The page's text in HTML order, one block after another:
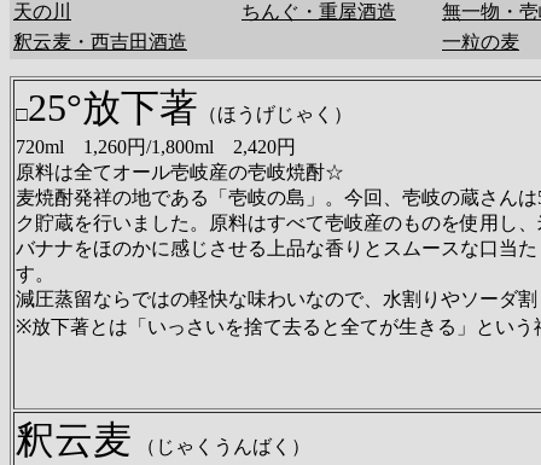
天の川 ちんぐ・重屋酒造
無一物・
釈云麦・西吉田酒造
一粒の麦
□25°放下著 （ほうげじゃく）
720ml 1,260円/1,800ml 2,420円
原料は全てオール壱岐産の壱岐焼酎☆
麦焼酎発祥の地である「壱岐の島」。今回、壱岐の蔵さん
ク貯蔵を行いました。原料はすべて壱岐産のものを使用し
バナナをほのかに感じさせる上品な香りとスムースな口当
す。
減圧蒸留ならではの軽快な味わいなので、水割りやソーダ
※放下著とは「いっさいを捨て去ると全てが生きる」という
釈云麦 （じゃくうんばく）